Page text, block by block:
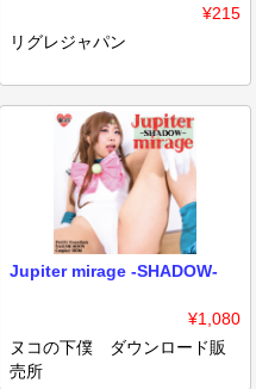
¥215
リグレジャパン
Jupiter mirage -SHADOW-
¥1,080
ヌコの下僕 ダウンロード販
売所